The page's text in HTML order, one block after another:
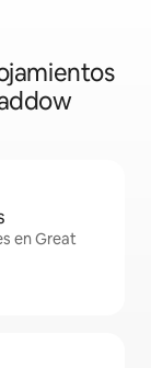
en Great